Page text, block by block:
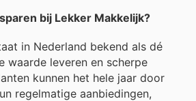
bij Lekker Makkelijk?
in Nederland bekend als dé
waarde leveren en scherpe
kunnen het hele jaar door
regelmatige aanbiedingen,